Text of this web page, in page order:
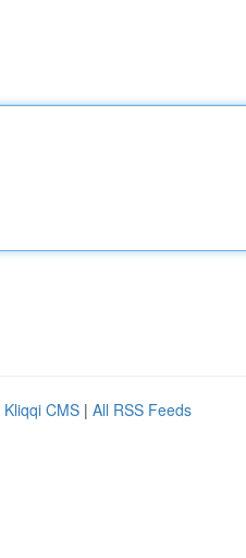
Kliqqi CMS | All RSS Feeds